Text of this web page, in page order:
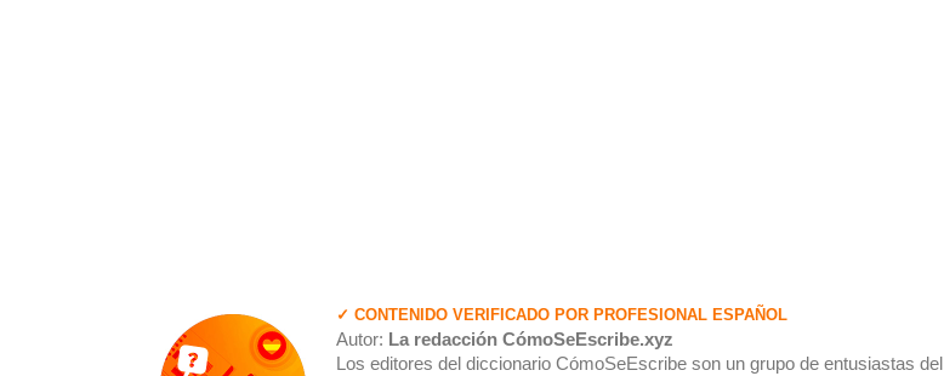
✓ CONTENIDO VERIFICADO POR PROFESIONAL ESPAÑOL
Autor: La redacción CómoSeEscribe.xyz
Los editores del diccionario CómoSeEscribe son un grupo de entusiastas del